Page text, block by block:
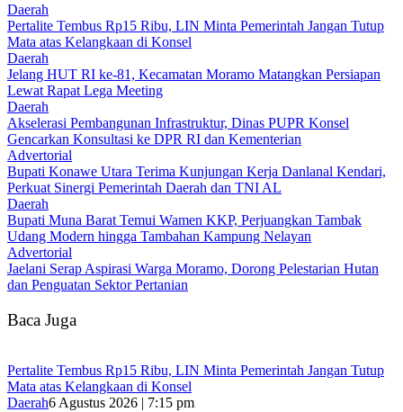
Daerah
‎Pertalite Tembus Rp15 Ribu, LIN Minta Pemerintah Jangan Tutup
Mata atas Kelangkaan di Konsel
Daerah
‎Jelang HUT RI ke-81, Kecamatan Moramo Matangkan Persiapan
Lewat Rapat Lega Meeting
Daerah
Akselerasi Pembangunan Infrastruktur, Dinas PUPR Konsel
Gencarkan Konsultasi ke DPR RI dan Kementerian
Advertorial
Bupati Konawe Utara Terima Kunjungan Kerja Danlanal Kendari,
Perkuat Sinergi Pemerintah Daerah dan TNI AL
Daerah
‎Bupati Muna Barat Temui Wamen KKP, Perjuangkan Tambak
Udang Modern hingga Tambahan Kampung Nelayan
Advertorial
Jaelani Serap Aspirasi Warga Moramo, Dorong Pelestarian Hutan
dan Penguatan Sektor Pertanian
Baca Juga
‎Pertalite Tembus Rp15 Ribu, LIN Minta Pemerintah Jangan Tutup
Mata atas Kelangkaan di Konsel
Daerah6 Agustus 2026 | 7:15 pm